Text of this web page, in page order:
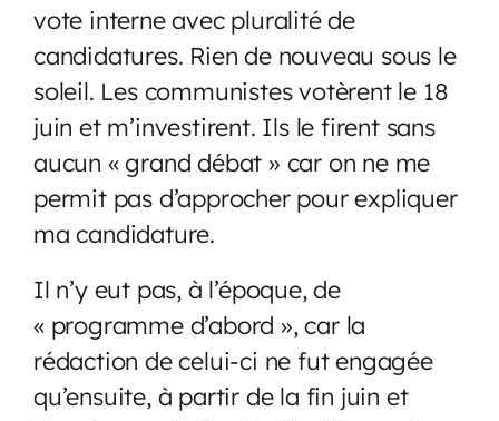
vote interne avec pluralité de
candidatures. Rien de nouveau sous le
soleil. Les communistes votèrent le 18
juin et m’investirent. Ils le firent sans
aucun « grand débat » car on ne me
permit pas d’approcher pour expliquer
ma candidature.
Il n’y eut pas, à l’époque, de
« programme d’abord », car la
rédaction de celui-ci ne fut engagée
qu’ensuite, à partir de la fin juin et